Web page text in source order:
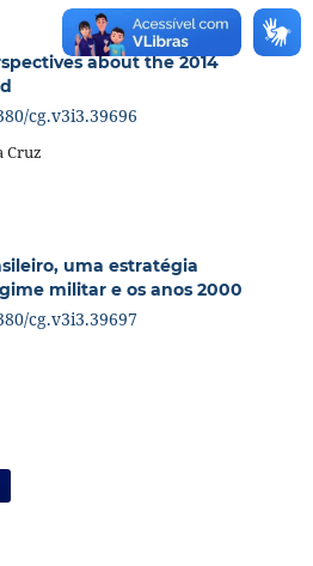
about the 2014
cg.v3i3.39696
Cruz
uma estratégia
militar e os anos 2000
cg.v3i3.39697